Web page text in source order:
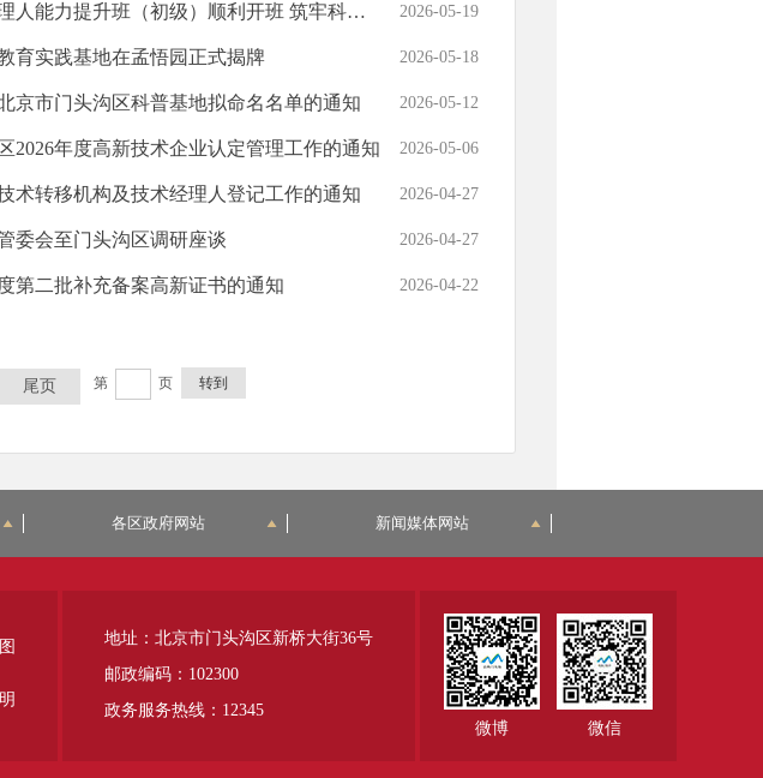
提升班（初级）顺利开班 筑牢科技成果转化人才根基 2026-05-19
育实践基地在孟悟园正式揭牌 2026-05-18
京市门头沟区科普基地拟命名名单的通知 2026-05-12
2026年度高新技术企业认定管理工作的通知 2026-05-06
术转移机构及技术经理人登记工作的通知 2026-04-27
委会至门头沟区调研座谈 2026-04-27
第二批补充备案高新证书的通知 2026-04-22
尾页 第 页 转到
各区政府网站 新闻媒体网站
微博 微信
地址：北京市门头沟区新桥大街36号
邮政编码：102300
政务服务热线：12345